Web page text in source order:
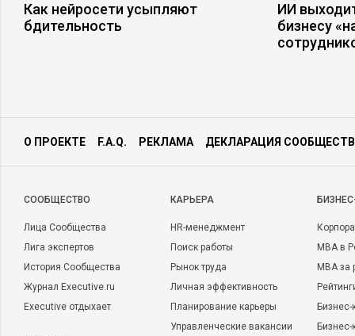
Как нейросети усыпляют
бдительность
ИИ
бизнесу
О ПРОЕКТЕ F.A.Q. РЕКЛАМА ДЕКЛАРАЦИЯ
CООБЩЕСТВО
Лица Сообщества
Лига экспертов
История Сообщества
Журнал Executive.ru
Executive отдыхает
КАРЬЕРА
HR-менеджмент
Поиск работы
Рынок труда
Личная эффективность
Планирование карьеры
Управленческие вакансии
MBA в
MBA
Бизнес-